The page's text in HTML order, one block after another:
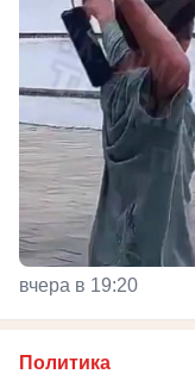
вчера в 19:20
Политика